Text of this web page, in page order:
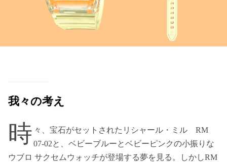
我々の考え
時 々、宝石がセットされたリシャール・ミル RM
07-02と、ベビーブルーとベビーピンクの小振りな
ウブロ サクセムウォッチが登場する夢を見る。しかしRM